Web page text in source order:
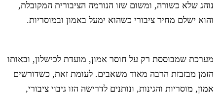
נוהג שלא כשורה, ומשום שזו הנורמה הציבורית המקובלת,
והוא ישלם מחיר ציבורי כשהוא ימעל באמון ובמוסריות.
מערכת שמבוססת רק על חוסר אמון, מועדת לכישלון, ובאותו
הזמן מבזבזת הרבה מאוד משאבים. לעומת זאת, כשדורשים
אמון, מוסריות והגינות, ונותנים לדרישה הזו גיבוי ציבורי,